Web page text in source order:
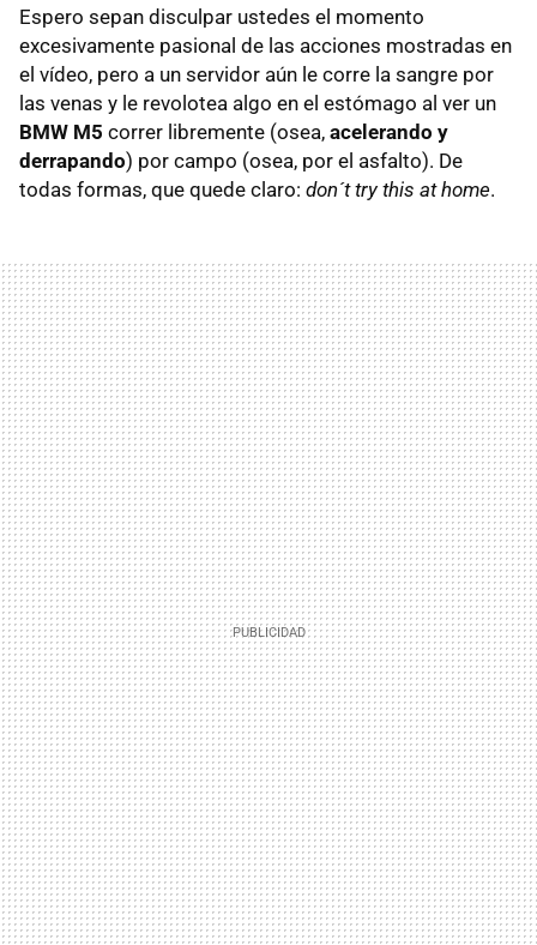
Espero sepan disculpar ustedes el momento
excesivamente pasional de las acciones mostradas en
el vídeo, pero a un servidor aún le corre la sangre por
las venas y le revolotea algo en el estómago al ver un
BMW M5 correr libremente (osea, acelerando y
derrapando) por campo (osea, por el asfalto). De
todas formas, que quede claro: don´t try this at home.